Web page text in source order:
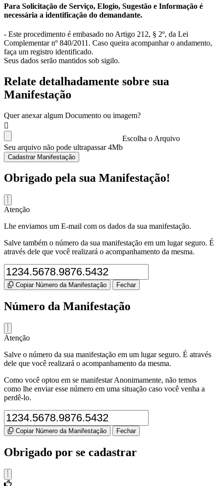
Para Solicitação de Serviço, Elogio, Sugestão e Informação é
necessária a identificação do demandante.
- Este procedimento é embasado no Artigo 212, § 2º, da Lei
Complementar nº 840/2011. Caso queira acompanhar o andamento,
faça um registro identificado.
Seus dados serão mantidos sob sigilo.
Relate detalhadamente sobre sua
Manifestação
Quer anexar algum Documento ou imagem?
Escolha o Arquivo
Seu arquivo não pode ultrapassar 4Mb
Cadastrar Manifestação
Obrigado pela sua Manifestação!
Atenção
Lhe enviamos um E-mail com os dados da sua manifestação.
Salve também o número da sua manifestação em um lugar seguro. É
através dele que você realizará o acompanhamento da mesma.
Copiar Número da Manifestação Fechar
Número da Manifestação
Atenção
Salve o número da sua manifestação em um lugar seguro. É através
dele que você realizará o acompanhamento da mesma.
Como você optou em se manifestar Anonimamente, não temos
como lhe enviar esse número em uma situação caso você venha a
perdê-lo.
Copiar Número da Manifestação Fechar
Obrigado por se cadastrar